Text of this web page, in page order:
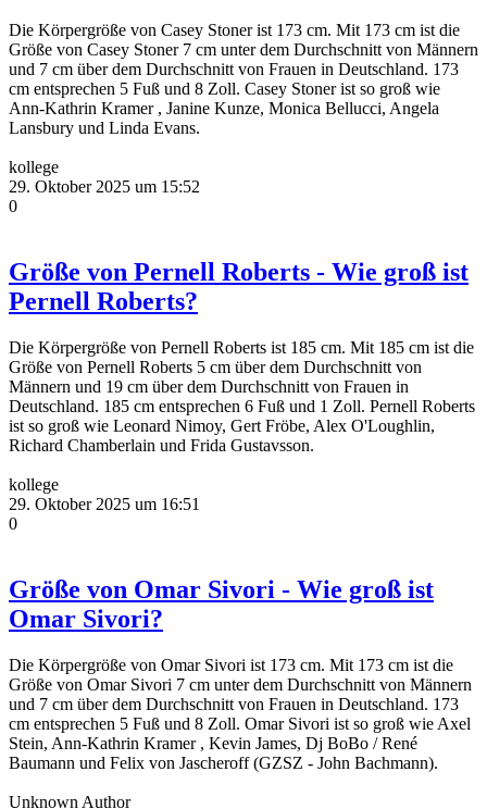
Die Körpergröße von Casey Stoner ist 173 cm. Mit 173 cm ist die
Größe von Casey Stoner 7 cm unter dem Durchschnitt von Männern
und 7 cm über dem Durchschnitt von Frauen in Deutschland. 173
cm entsprechen 5 Fuß und 8 Zoll. Casey Stoner ist so groß wie
Ann-Kathrin Kramer , Janine Kunze, Monica Bellucci, Angela
Lansbury und Linda Evans.
kollege
29. Oktober 2025 um 15:52
0
Größe von Pernell Roberts - Wie groß ist
Pernell Roberts?
Die Körpergröße von Pernell Roberts ist 185 cm. Mit 185 cm ist die
Größe von Pernell Roberts 5 cm über dem Durchschnitt von
Männern und 19 cm über dem Durchschnitt von Frauen in
Deutschland. 185 cm entsprechen 6 Fuß und 1 Zoll. Pernell Roberts
ist so groß wie Leonard Nimoy, Gert Fröbe, Alex O'Loughlin,
Richard Chamberlain und Frida Gustavsson.
kollege
29. Oktober 2025 um 16:51
0
Größe von Omar Sivori - Wie groß ist
Omar Sivori?
Die Körpergröße von Omar Sivori ist 173 cm. Mit 173 cm ist die
Größe von Omar Sivori 7 cm unter dem Durchschnitt von Männern
und 7 cm über dem Durchschnitt von Frauen in Deutschland. 173
cm entsprechen 5 Fuß und 8 Zoll. Omar Sivori ist so groß wie Axel
Stein, Ann-Kathrin Kramer , Kevin James, Dj BoBo / René
Baumann und Felix von Jascheroff (GZSZ - John Bachmann).
Unknown Author